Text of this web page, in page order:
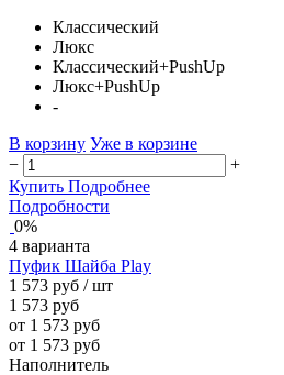
Классический
Люкс
Классический+PushUp
Люкс+PushUp
-
В корзину Уже в корзине
−
+
Купить Подробнее
Подробности
0%
4 варианта
Пуфик Шайба Play
1 573 руб / шт
1 573 руб
от 1 573 руб
от 1 573 руб
Наполнитель